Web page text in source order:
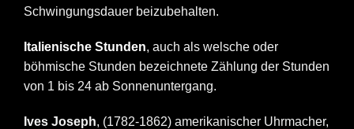
Schwingungsdauer beizubehalten.
Italienische Stunden, auch als welsche oder
böhmische Stunden bezeichnete Zählung der Stunden
von 1 bis 24 ab Sonnenuntergang.
Ives Joseph, (1782-1862) amerikanischer Uhrmacher,